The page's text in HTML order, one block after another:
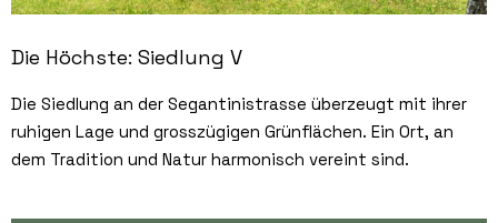
Die Höchste: Siedlung V
Die Siedlung an der Segantinistrasse überzeugt mit ihrer
ruhigen Lage und grosszügigen Grünflächen. Ein Ort, an
dem Tradition und Natur harmonisch vereint sind.